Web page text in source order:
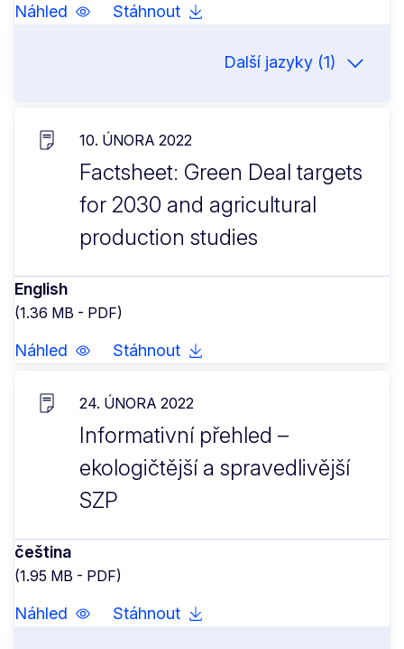
Náhled Stáhnout
Další jazyky (1)
10. ÚNORA 2022
Factsheet: Green Deal targets
for 2030 and agricultural
production studies
English
(1.36 MB - PDF)
Náhled Stáhnout
24. ÚNORA 2022
Informativní přehled –
ekologičtější a spravedlivější
SZP
čeština
(1.95 MB - PDF)
Náhled Stáhnout